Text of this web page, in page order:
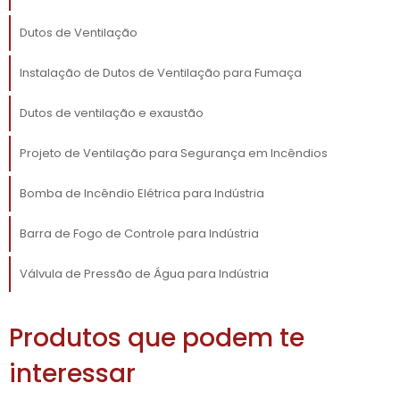
por exemplo, são altamente duráveis e
sendo ideais para longas distâncias. Já os
adaptar a diferentes configurações de
espaço, proporcionando versatilidade na
instalação.
Além disso, sistemas de ventilação podem ser
classificados em naturais e mecânicos.
Enquanto os sistemas naturais dependem de
diferenciais de temperatura e pressão para
movimentação do ar, garantindo eficiência
em ambientes onde a ventilação natural não
é suficiente. Identificar o tipo certo de duto é
Dutos de Ventilação
Instalação de Dutos de Ventilação para Fumaça
Dutos de ventilação e exaustão
Projeto de Ventilação para Segurança em Incêndios
Bomba de Incêndio Elétrica para Indústria
Barra de Fogo de Controle para Indústria
Válvula de Pressão de Água para Indústria
Produtos que podem te
interessar